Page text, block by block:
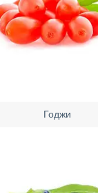
Годжи